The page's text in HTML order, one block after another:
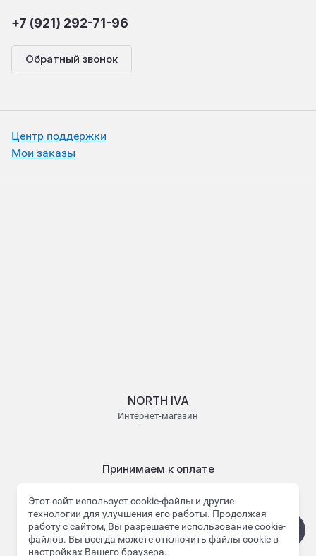
+7 (921) 292-71-96
Обратный звонок
Центр поддержки
Мои заказы
NORTH IVA
Интернет-магазин
Принимаем к оплате
© 2022 - 2026 NORTH IVA
Этот сайт использует cookie-файлы и другие
технологии для улучшения его работы. Продолжая
работу с сайтом, Вы разрешаете использование cookie-
файлов. Вы всегда можете отключить файлы cookie в
настройках Вашего браузера.